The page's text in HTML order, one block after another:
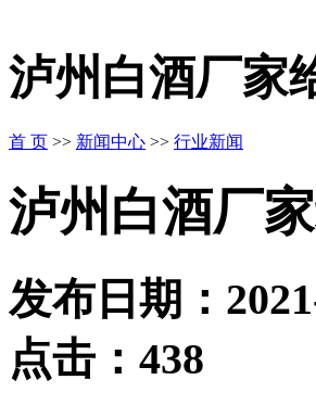
泸州白酒厂家
首 页 >> 新闻中心 >> 行业新闻
泸州白酒厂
发布日期：
点击： 438